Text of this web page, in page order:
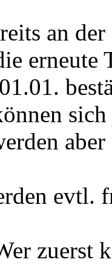
an
erneute
evtl.
zuerst